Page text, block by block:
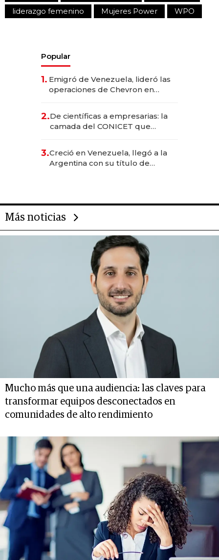
liderazgo femenino
Mujeres Power WPO
Popular
1. Emigró de Venezuela, lideró las
operaciones de Chevron en
2.De científicas a empresarias: la
camada del CONICET que
3.Creció en Venezuela, llegó a la
Argentina con su título de
Más noticias
Mucho más que una audiencia: las claves para
transformar equipos desconectados en
comunidades de alto rendimiento